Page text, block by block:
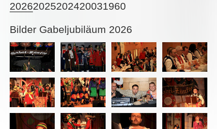
20262025202420031960
Bilder Gabeljubiläum 2026